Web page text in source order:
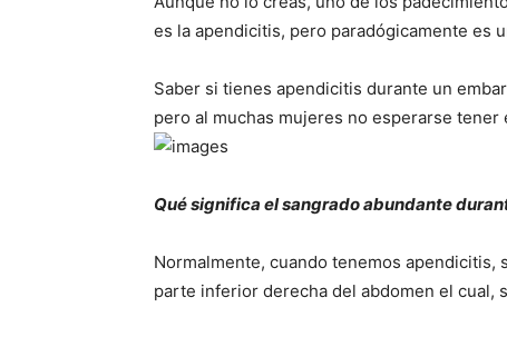
es la apendicitis, pero paradógicamente es
Saber si tienes apendicitis durante un
pero al muchas mujeres no esperarse
Qué significa el sangrado abundante
Normalmente, cuando tenemos
parte inferior derecha del abdomen el cual,